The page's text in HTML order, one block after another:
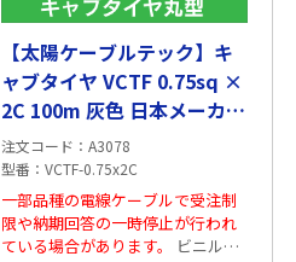
【太陽ケーブルテック】キ
ャブタイヤ VCTF 0.75sq ×
2C 100m 灰色 日本メーカー
製
注文コード
A3078
型番
VCTF-0.75x2C
一部品種の電線ケーブルで受注制
限や納期回答の一時停止が行われ
ている場合があります。